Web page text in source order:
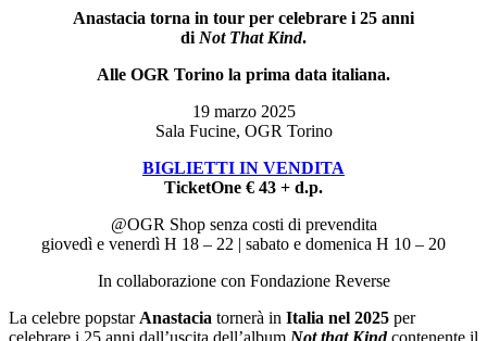
Anastacia torna in tour per celebrare i 25 anni
di Not That Kind.
Alle OGR Torino la prima data italiana.
19 marzo 2025
Sala Fucine, OGR Torino
BIGLIETTI IN VENDITA
TicketOne € 43 + d.p.
@OGR Shop senza costi di prevendita
giovedì e venerdì H 18 – 22 | sabato e domenica H 10 – 20
In collaborazione con Fondazione Reverse
La celebre popstar Anastacia tornerà in Italia nel 2025 per
celebrare i 25 anni dall’uscita dell’album Not that Kindcontenente il